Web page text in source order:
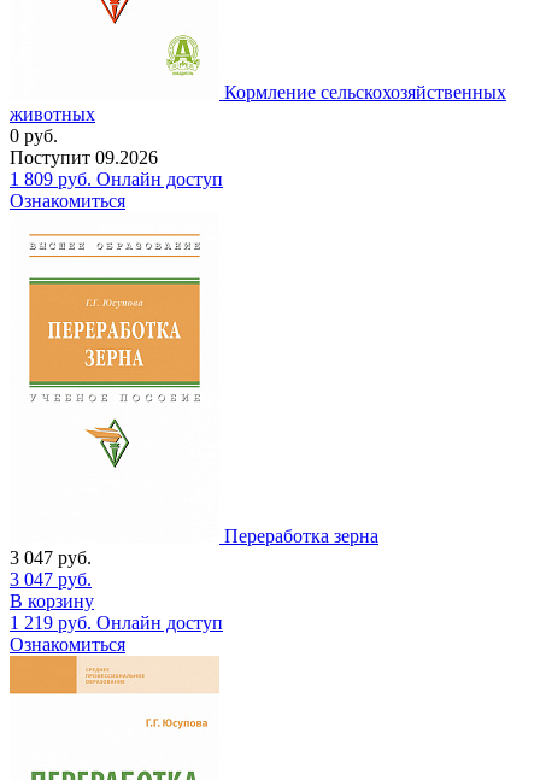
Кормление сельскохозяйственных
животных
0 руб.
Поступит 09.2026
1 809 руб. Онлайн доступ
Ознакомиться
Переработка зерна
3 047 руб.
3 047 руб.
В корзину
1 219 руб. Онлайн доступ
Ознакомиться